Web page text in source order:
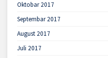
Oktobar 2017
Septembar 2017
August 2017
Juli 2017